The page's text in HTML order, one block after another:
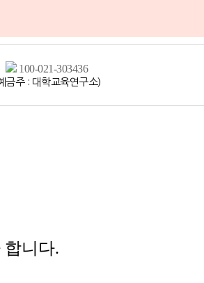
100-021-303436
금주 : 대학교육연구소)
합니다.